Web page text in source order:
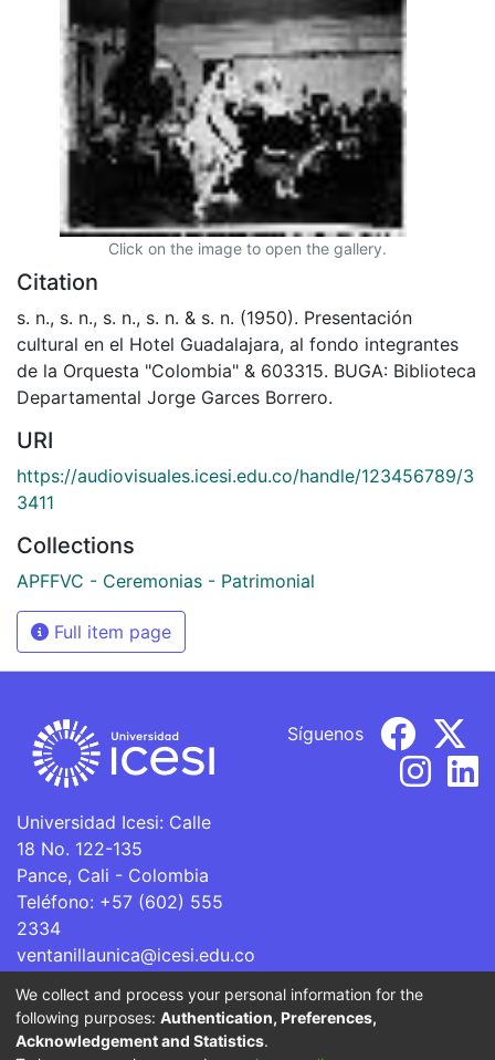
Click on the image to open the gallery.
Citation
s. n., s. n., s. n., s. n. & s. n. (1950). Presentación
cultural en el Hotel Guadalajara, al fondo integrantes
de la Orquesta "Colombia" & 603315. BUGA: Biblioteca
Departamental Jorge Garces Borrero.
URI
https://audiovisuales.icesi.edu.co/handle/123456789/3
3411
Collections
APFFVC - Ceremonias - Patrimonial
Full item page
Universidad Icesi: Calle
18 No. 122-135
Pance, Cali - Colombia
Teléfono: +57 (602) 555
2334
ventanillaunica@icesi.edu.co
Síguenos
La Universidad Icesi es una Institución de Educación
Superior que se encuentra sujeta a inspección y vigilancia
We collect and process your personal information for the
following purposes: Authentication, Preferences,
Acknowledgement and Statistics.